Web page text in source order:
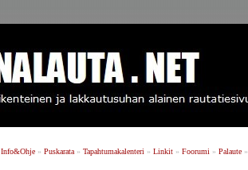
Info&Ohje» Puskarata» Tapahtumakalenteri » Linkit» Foorumi » Palaute»